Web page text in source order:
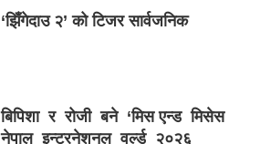
‘झिँगेदाउ २’ को टिजर सार्वजनिक
बिपिशा र रोजी बने ‘मिस एन्ड मिसेस
नेपाल इन्टरनेशनल वर्ल्ड २०२६